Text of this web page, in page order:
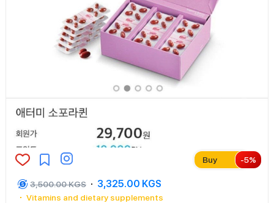
Buy -5%
3,500.00 KGS 3,325.00 KGS
Vitamins and dietary supplements